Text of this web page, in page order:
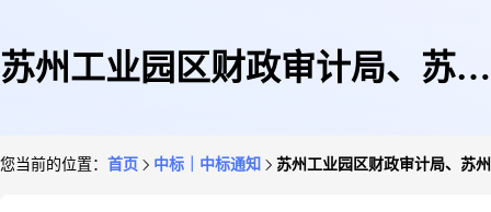
苏州工业园区财政审计局、苏州
您当前的位置： 首页 中标｜中标通知 苏州工业园区财政审计局、苏